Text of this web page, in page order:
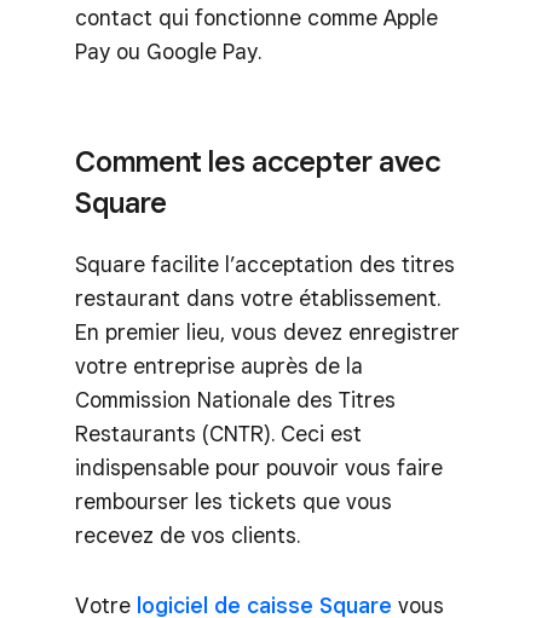
contact qui fonctionne comme Apple
Pay ou Google Pay.
Comment les accepter avec
Square
Square facilite l’acceptation des titres
restaurant dans votre établissement.
En premier lieu, vous devez enregistrer
votre entreprise auprès de la
Commission Nationale des Titres
Restaurants (CNTR). Ceci est
indispensable pour pouvoir vous faire
rembourser les tickets que vous
recevez de vos clients.
Votre logiciel de caisse Square vous